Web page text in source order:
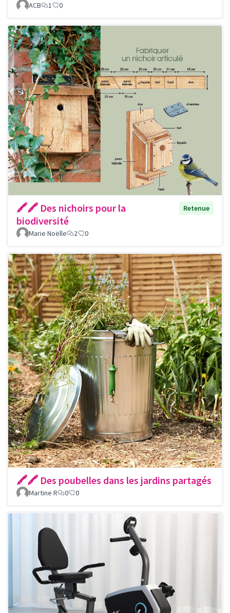
ACB
1 0
🖍🖍 Des nichoirs pour la
biodiversité
Retenue
Marie Noëlle 2 0
🖍🖍 Des poubelles dans les jardins partagés
Martine R 0 0